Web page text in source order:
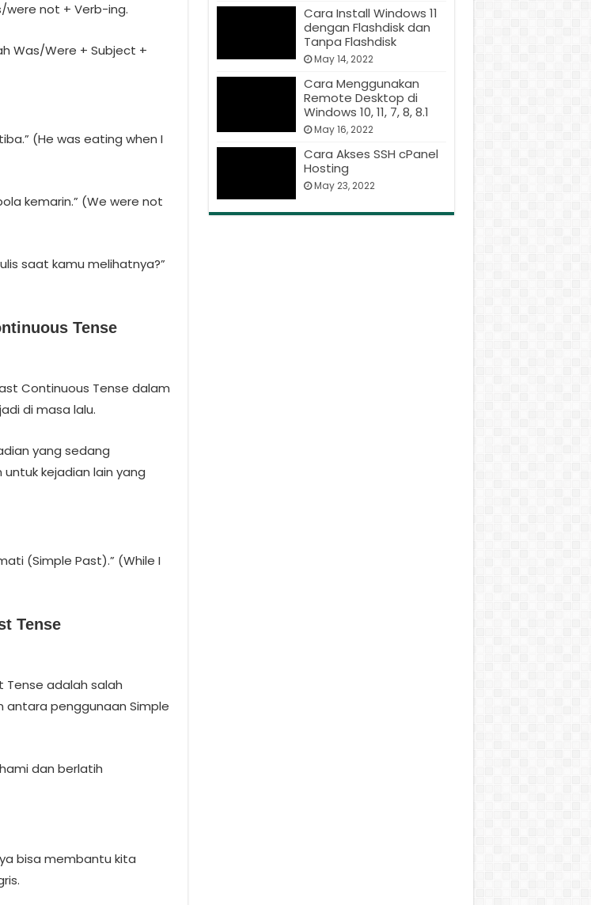
were not + Verb-ing.
Was/Were + Subject +
(He was eating when I
kemarin.” (We were not
saat kamu melihatnya?”
Tense
Continuous Tense dalam
di masa lalu.
yang sedang
kejadian lain yang
(Simple Past).” (While I
Tense
Tense adalah salah
antara penggunaan Simple
dan berlatih
bisa membantu kita
Cara Install Windows 11
dengan Flashdisk dan
Tanpa Flashdisk
May 14, 2022
Cara Menggunakan
Remote Desktop di
Windows 10, 11, 7, 8, 8.1
May 16, 2022
Cara Akses SSH cPanel
Hosting
May 23, 2022